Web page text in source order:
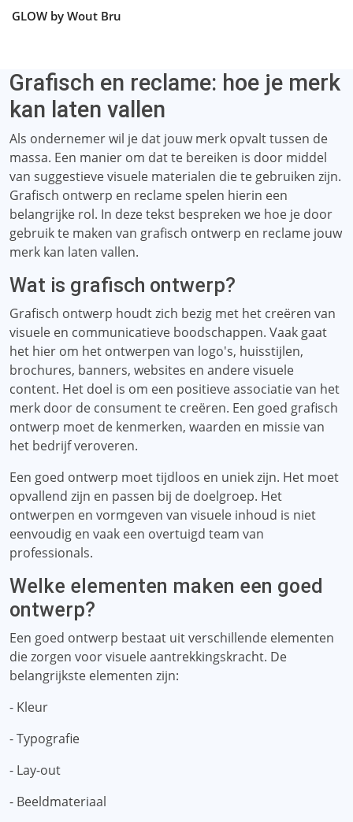
GLOW by Wout Bru
Grafisch en reclame: hoe je merk
kan laten vallen
Als ondernemer wil je dat jouw merk opvalt tussen de
massa. Een manier om dat te bereiken is door middel
van suggestieve visuele materialen die te gebruiken zijn.
Grafisch ontwerp en reclame spelen hierin een
belangrijke rol. In deze tekst bespreken we hoe je door
gebruik te maken van grafisch ontwerp en reclame jouw
merk kan laten vallen.
Wat is grafisch ontwerp?
Grafisch ontwerp houdt zich bezig met het creëren van
visuele en communicatieve boodschappen. Vaak gaat
het hier om het ontwerpen van logo's, huisstijlen,
brochures, banners, websites en andere visuele
content. Het doel is om een ​​positieve associatie van het
merk door de consument te creëren. Een goed grafisch
ontwerp moet de kenmerken, waarden en missie van
het bedrijf veroveren.
Een goed ontwerp moet tijdloos en uniek zijn. Het moet
opvallend zijn en passen bij de doelgroep. Het
ontwerpen en vormgeven van visuele inhoud is niet
eenvoudig en vaak een overtuigd team van
professionals.
Welke elementen maken een goed
ontwerp?
Een goed ontwerp bestaat uit verschillende elementen
die zorgen voor visuele aantrekkingskracht. De
belangrijkste elementen zijn:
- Kleur
- Typografie
- Lay-out
- Beeldmateriaal